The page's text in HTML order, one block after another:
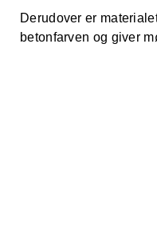
Derudover er
betonfarven og giver